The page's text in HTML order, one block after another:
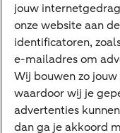
Apple Pay
Google Pay
Veilig bankieren
Meest gezocht
Hypotheek
jouw
onze website aan
identificatoren,
e-mailadres om
Wij bouwen zo
waardoor wij je
advertenties
dan ga je akkoord